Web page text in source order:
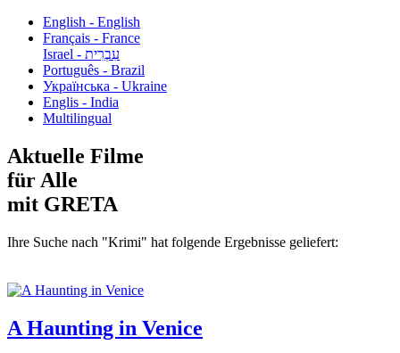
English - English
Français - France
עִבְרִית - Israel
Português - Brazil
Українська - Ukraine
Englis - India
Multilingual
Aktuelle Filme
für Alle
mit GRETA
Ihre Suche nach "Krimi" hat folgende Ergebnisse geliefert:
A Haunting in Venice